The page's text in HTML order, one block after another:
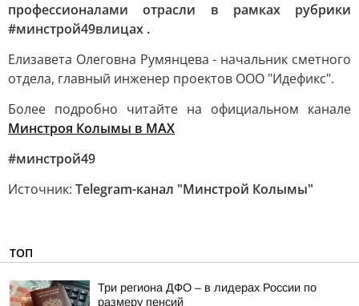
профессионалами отрасли в рамках рубрики
#минстрой49влицах .
Елизавета Олеговна Румянцева - начальник сметного
отдела, главный инженер проектов ООО "Идефикс".
Более подробно читайте на официальном канале
Минстроя Колымы в МАХ
#минстрой49
Источник: Telegram-канал "Минстрой Колымы"
ТОП
Три региона ДФО – в лидерах России по
размеру пенсий